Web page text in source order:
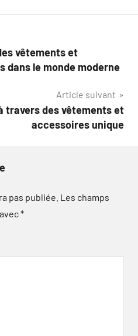
vêtements et
dans le monde moderne
Article suivant
travers des vêtements et
accessoires unique
pas publiée. Les champs
*